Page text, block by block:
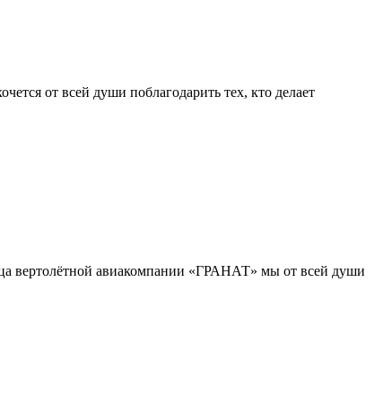
от всей души поблагодарить тех, кто делает
вертолётной авиакомпании «ГРАНАТ» мы от всей души